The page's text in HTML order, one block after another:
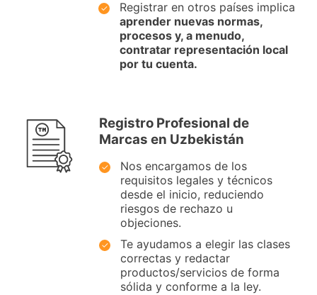
Registrar en otros países implica
aprender nuevas normas,
procesos y, a menudo,
contratar representación local
por tu cuenta.
Registro Profesional de
Marcas en Uzbekistán
Nos encargamos de los
requisitos legales y técnicos
desde el inicio, reduciendo
riesgos de rechazo u
objeciones.
Te ayudamos a elegir las clases
correctas y redactar
productos/servicios de forma
sólida y conforme a la ley.